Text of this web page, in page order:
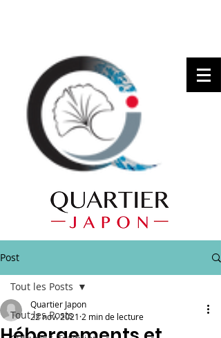
Post
Tout les Posts
Tout les Posts
Quartier Japon
22 nov. 2021 2 min de lecture